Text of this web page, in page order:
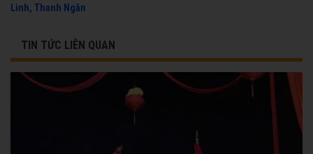
Linh, Thanh Ngân
TIN TỨC LIÊN QUAN